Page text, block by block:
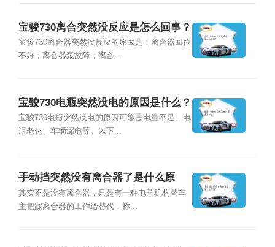
宝骏730离合突然没反应是怎么回事？
宝骏730离合器突然没反应的原因是：离合器回位
不好；离合器泵故障；离合...
宝骏730电瓶突然没电的原因是什么？
宝骏730电瓶突然没电的原因可能是电量不足、电
瓶老化、车辆漏电等。以下...
手动挡突然没有离合器了是什么原
因？
其实不是没有离合器，只是有一种电子机构替车
主把踩离合器的工作给替代，称...